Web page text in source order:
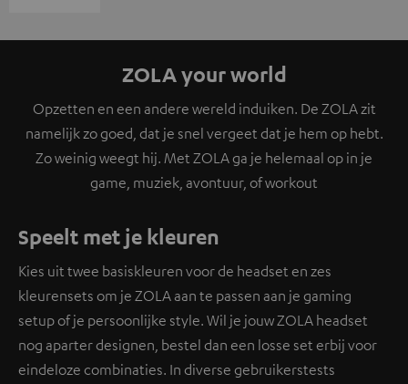
ZOLA your world
Opzetten en een andere wereld induiken. De ZOLA zit
namelijk zo goed, dat je snel vergeet dat je hem op hebt.
Zo weinig weegt hij. Met ZOLA ga je helemaal op in je
game, muziek, avontuur, of workout
Speelt met je kleuren
Kies uit twee basiskleuren voor de headset en zes
kleurensets om je ZOLA aan te passen aan je gaming
setup of je persoonlijke style. Wil je jouw ZOLA headset
nog aparter designen, bestel dan een losse set erbij voor
eindeloze combinaties. In diverse gebruikerstests